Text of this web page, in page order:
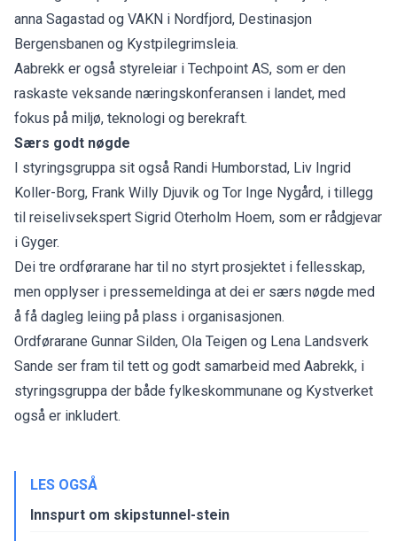
anna Sagastad og VAKN i Nordfjord, Destinasjon
Bergensbanen og Kystpilegrimsleia.
Aabrekk er også styreleiar i Techpoint AS, som er den
raskaste veksande næringskonferansen i landet, med
fokus på miljø, teknologi og berekraft.
Særs godt nøgde
I styringsgruppa sit også Randi Humborstad, Liv Ingrid
Koller-Borg, Frank Willy Djuvik og Tor Inge Nygård, i tillegg
til reiselivsekspert Sigrid Oterholm Hoem, som er rådgjevar
i Gyger.
Dei tre ordførarane har til no styrt prosjektet i fellesskap,
men opplyser i pressemeldinga at dei er særs nøgde med
å få dagleg leiing på plass i organisasjonen.
Ordførarane Gunnar Silden, Ola Teigen og Lena Landsverk
Sande ser fram til tett og godt samarbeid med Aabrekk, i
styringsgruppa der både fylkeskommunane og Kystverket
også er inkludert.
LES OGSÅ
Innspurt om skipstunnel-stein